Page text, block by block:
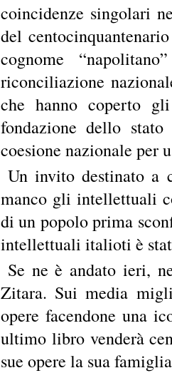
coincidenze singolari
del
cognome
riconciliazione
che hanno coperto
fondazione dello
coesione nazionale per
Un invito destinato a
manco gli intellettuali
di un popolo prima
intellettuali italioti è
Se ne è andato ieri,
Zitara. Sui media
opere facendone una
ultimo libro venderà
sue opere la sua